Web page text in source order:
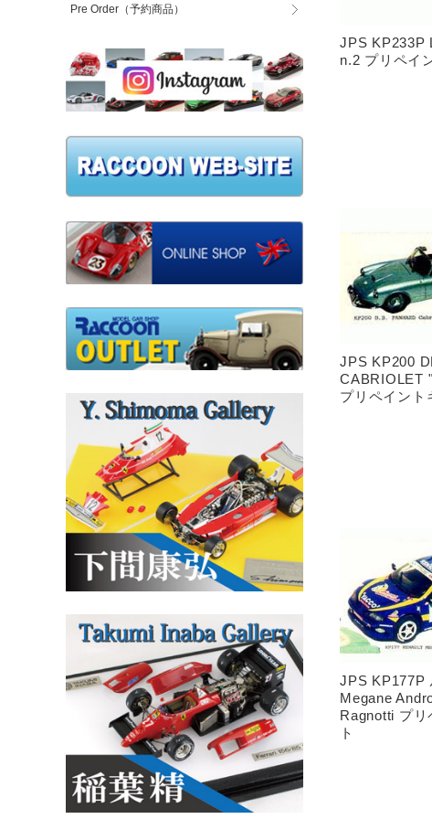
JPS KP233P
n.2 プリペイ
JPS KP200
CABRIOLET
プリペイント
JPS KP177P
Megane
Ragnotti プリ
ト
Pre Order（予約商品）